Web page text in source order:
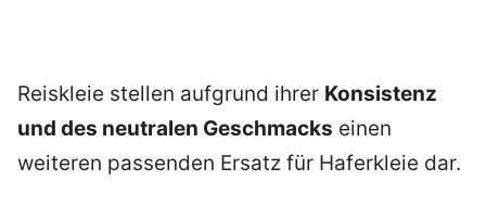
Reiskleie stellen aufgrund ihrer Konsistenz
und des neutralen Geschmacks einen
weiteren passenden Ersatz für Haferkleie dar.